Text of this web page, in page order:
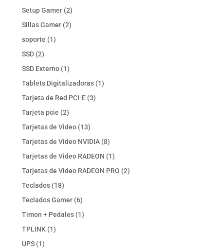
Setup Gamer 22
productos
Sillas Gamer 22
soporte 11
SSD 22
productos
SSD Externo 11
producto
Tablets Digitalizadoras 11
Tarjeta de Red PCI-E 33
Tarjeta pcie 22
productos
Tarjetas de Video 1313
productos
Tarjetas de Video NVIDIA 88
productos
Tarjetas de Video RADEON 11
producto
Tarjetas de Video RADEON PRO 22
Teclados 1818
productos
Teclados Gamer 66
productos
Timon + Pedales 11
TPLINK 11
UPS 11